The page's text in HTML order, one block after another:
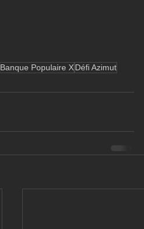
Banque Populaire XDéfi Azimut